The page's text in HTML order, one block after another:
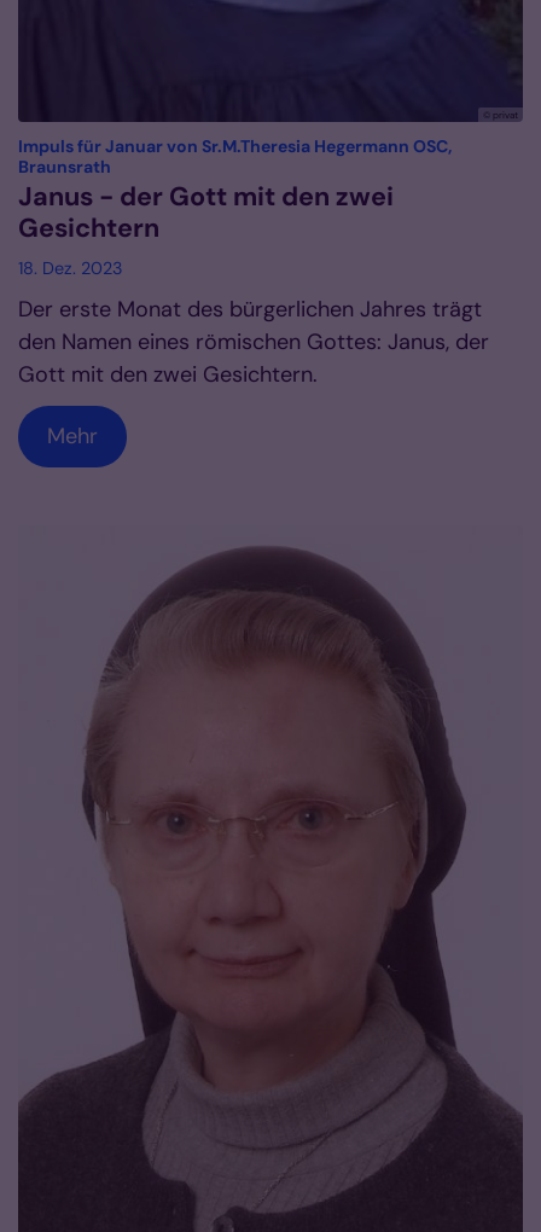
© privat
Impuls für Januar von Sr.M.Theresia Hegermann OSC,
Braunsrath
Janus - der Gott mit den zwei
Gesichtern
18. Dez. 2023
Der erste Monat des bürgerlichen Jahres trägt
den Namen eines römischen Gottes: Janus, der
Gott mit den zwei Gesichtern.
Mehr